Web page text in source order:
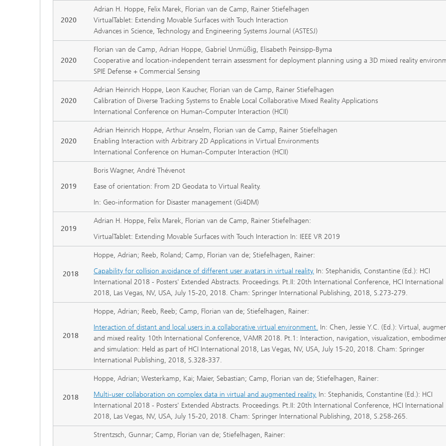
2020
Adrian H. Hoppe, Felix Marek, Florian van de Camp, Rainer Stiefelhagen
VirtualTablet: Extending Movable Surfaces with Touch Interaction
Advances in Science, Technology and Engineering Systems Journal (ASTESJ)
2020
Florian van de Camp, Adrian Hoppe, Gabriel Unmüßig, Elisabeth Peinsipp-Byma
Cooperative and location-independent terrain assessment for deployment planning using a 3D mixed reality
SPIE Defense + Commercial Sensing
2020
Adrian Heinrich Hoppe, Leon Kaucher, Florian van de Camp, Rainer Stiefelhagen
Calibration of Diverse Tracking Systems to Enable Local Collaborative Mixed Reality Applications
International Conference on Human-Computer Interaction (HCII)
2020
Adrian Heinrich Hoppe, Arthur Anselm, Florian van de Camp, Rainer Stiefelhagen
Enabling Interaction with Arbitrary 2D Applications in Virtual Environments
International Conference on Human-Computer Interaction (HCII)
2019
Boris Wagner, André Thévenot
Ease of orientation: From 2D Geodata to Virtual Reality.
In: Geo-information for Disaster management (Gi4DM)
2019
Adrian H. Hoppe, Felix Marek, Florian van de Camp, Rainer Stiefelhagen:
VirtualTablet: Extending Movable Surfaces with Touch Interaction In: IEEE VR 2019
2018
Hoppe, Adrian; Reeb, Roland; Camp, Florian van de; Stiefelhagen, Rainer:
Capability for collision avoidance of different user avatars in virtual reality. In: Stephanidis, Constantine (Ed.): HCI
International 2018 - Posters' Extended Abstracts. Proceedings. Pt.II: 20th International Conference, HCI International
2018, Las Vegas, NV, USA, July 15-20, 2018. Cham: Springer International Publishing, 2018, S.273-279.
2018
Hoppe, Adrian; Reeb, Reeb; Camp, Florian van de; Stiefelhagen, Rainer:
Interaction of distant and local users in a collaborative virtual environment. In: Chen, Jessie Y.C. (Ed.): Virtual,
and mixed reality. 10th International Conference, VAMR 2018. Pt.1: Interaction, navigation, visualization,
and simulation: Held as part of HCI International 2018, Las Vegas, NV, USA, July 15-20, 2018. Cham: Springer
International Publishing, 2018, S.328-337.
2018
Hoppe, Adrian; Westerkamp, Kai; Maier, Sebastian; Camp, Florian van de; Stiefelhagen, Rainer:
Multi-user collaboration on complex data in virtual and augmented reality. In: Stephanidis, Constantine (Ed.): HCI
International 2018 - Posters' Extended Abstracts. Proceedings. Pt.II: 20th International Conference, HCI International
2018, Las Vegas, NV, USA, July 15-20, 2018. Cham: Springer International Publishing, 2018, S.258-265.
Strentzsch, Gunnar; Camp, Florian van de; Stiefelhagen, Rainer: